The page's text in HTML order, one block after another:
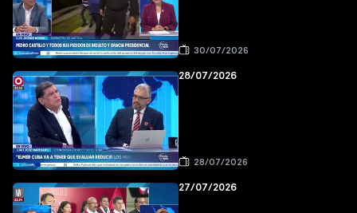
30/07/2026
28/07/2026
28/07/2026
27/07/2026